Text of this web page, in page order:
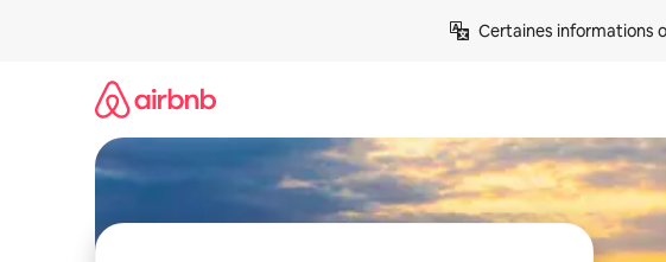
Certaines informations